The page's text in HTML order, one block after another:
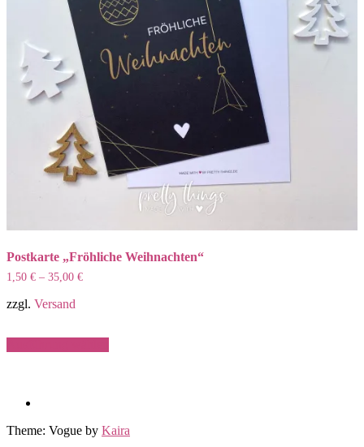
Postkarte „Fröhliche Weihnachten“
1,50 € – 35,00 €
zzgl. Versand
Optionen
Theme: Vogue by Kaira